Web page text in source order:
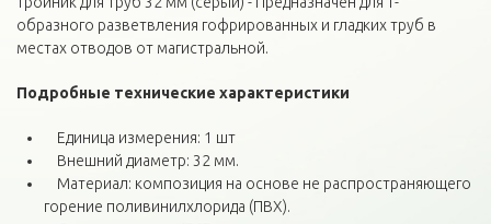
образного разветвления гофрированных и гладких труб в
местах отводов от магистральной.
Подробные технические характеристики
Единица измерения: 1 шт
Внешний диаметр: 32 мм.
Материал: композиция на основе не распространяющего
горение поливинилхлорида (ПВХ).